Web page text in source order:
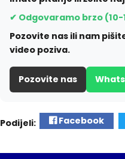
✔ Odgovaramo brzo (10-
Pozovite nas ili nam
video poziva.
Pozovite nas
Podijeli: Facebook